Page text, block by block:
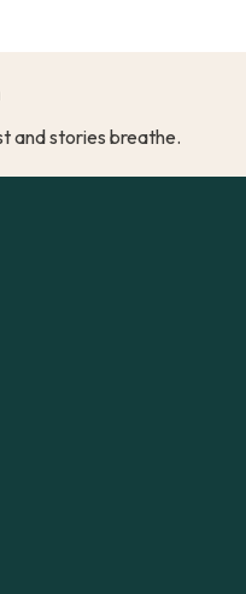
and stories breathe.